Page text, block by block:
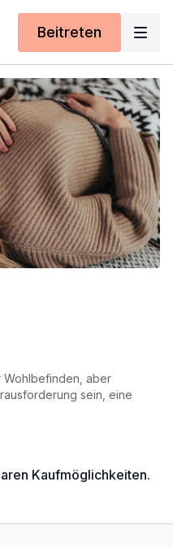
Beitreten
Wohlbefinden, aber
sein, eine
oder eine Meditation.
uns auf erholsame
Kaufmöglichkeiten.